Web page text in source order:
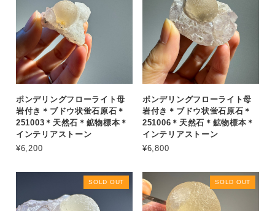
ポンデリングフローライト母
岩付き＊ブドウ状蛍石原石＊
251003＊天然石＊鉱物標本＊
インテリアストーン
¥6,200
ポンデリングフローライト母
岩付き＊ブドウ状蛍石原石＊
251006＊天然石＊鉱物標本＊
インテリアストーン
¥6,800
SOLD OUT SOLD OUT